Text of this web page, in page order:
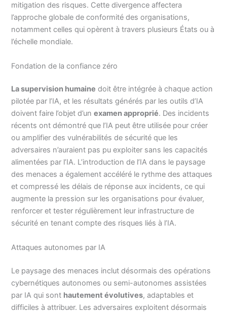
mitigation des risques. Cette divergence affectera
l’approche globale de conformité des organisations,
notamment celles qui opèrent à travers plusieurs États ou à
l’échelle mondiale.
Fondation de la confiance zéro
La supervision humaine doit être intégrée à chaque action
pilotée par l’IA, et les résultats générés par les outils d’IA
doivent faire l’objet d’unexamen approprié. Des incidents
récents ont démontré que l’IA peut être utilisée pour créer
ou amplifier des vulnérabilités de sécurité que les
adversaires n’auraient pas pu exploiter sans les capacités
alimentées par l’IA. L’introduction de l’IA dans le paysage
des menaces a également accéléré le rythme des attaques
et compressé les délais de réponse aux incidents, ce qui
augmente la pression sur les organisations pour évaluer,
renforcer et tester régulièrement leur infrastructure de
sécurité en tenant compte des risques liés à l’IA.
Attaques autonomes par IA
Le paysage des menaces inclut désormais des opérations
cybernétiques autonomes ou semi-autonomes assistées
par IA qui sont hautement évolutives, adaptables et
difficiles à attribuer. Les adversaires exploitent désormais